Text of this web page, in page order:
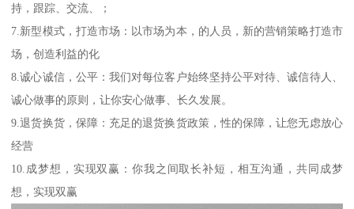
持，跟踪、交流、；
7.新型模式，打造市场：以市场为本，的人员，新的营销策略打造市
场，创造利益的化
8.诚心诚信，公平：我们对每位客户始终坚持公平对待、诚信待人、
诚心做事的原则，让你安心做事、长久发展。
9.退货换货，保障：充足的退货换货政策，性的保障，让您无虑放心
经营
10.成梦想，实现双赢：你我之间取长补短，相互沟通，共同成梦
想，实现双赢